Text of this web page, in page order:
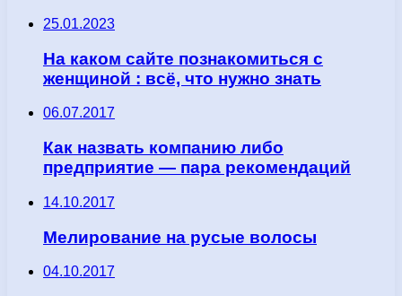
25.01.2023
На каком сайте познакомиться с
женщиной : всё, что нужно знать
06.07.2017
Как назвать компанию либо
предприятие — пара рекомендаций
14.10.2017
Мелирование на русые волосы
04.10.2017